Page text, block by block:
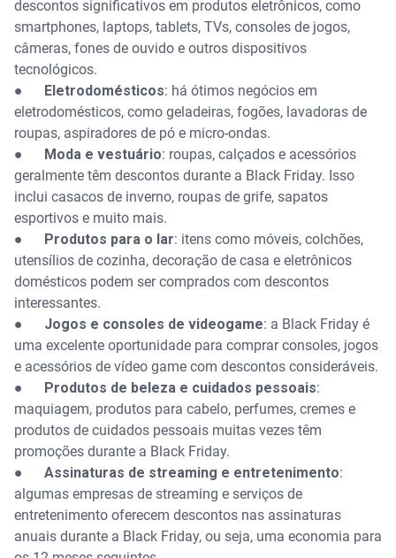
descontos significativos em produtos eletrônicos, como
smartphones, laptops, tablets, TVs, consoles de jogos,
câmeras, fones de ouvido e outros dispositivos
tecnológicos.
●
Eletrodomésticos: há ótimos negócios em
eletrodomésticos, como geladeiras, fogões, lavadoras de
roupas, aspiradores de pó e micro-ondas.
●
Moda e vestuário: roupas, calçados e acessórios
geralmente têm descontos durante a Black Friday. Isso
inclui casacos de inverno, roupas de grife, sapatos
esportivos e muito mais.
●
Produtos para o lar: itens como móveis, colchões,
utensílios de cozinha, decoração de casa e eletrônicos
domésticos podem ser comprados com descontos
interessantes.
● Jogos e consoles de videogame: a Black Friday é
uma excelente oportunidade para comprar consoles, jogos
e acessórios de vídeo game com descontos consideráveis.
●
Produtos de beleza e cuidados pessoais:
maquiagem, produtos para cabelo, perfumes, cremes e
produtos de cuidados pessoais muitas vezes têm
promoções durante a Black Friday.
● Assinaturas de streaming e entretenimento:
algumas empresas de streaming e serviços de
entretenimento oferecem descontos nas assinaturas
anuais durante a Black Friday, ou seja, uma economia para